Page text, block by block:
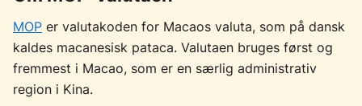
MOP er valutakoden for Macaos valuta, som på dansk
kaldes macanesisk pataca. Valutaen bruges først og
fremmest i Macao, som er en særlig administrativ
region i Kina.